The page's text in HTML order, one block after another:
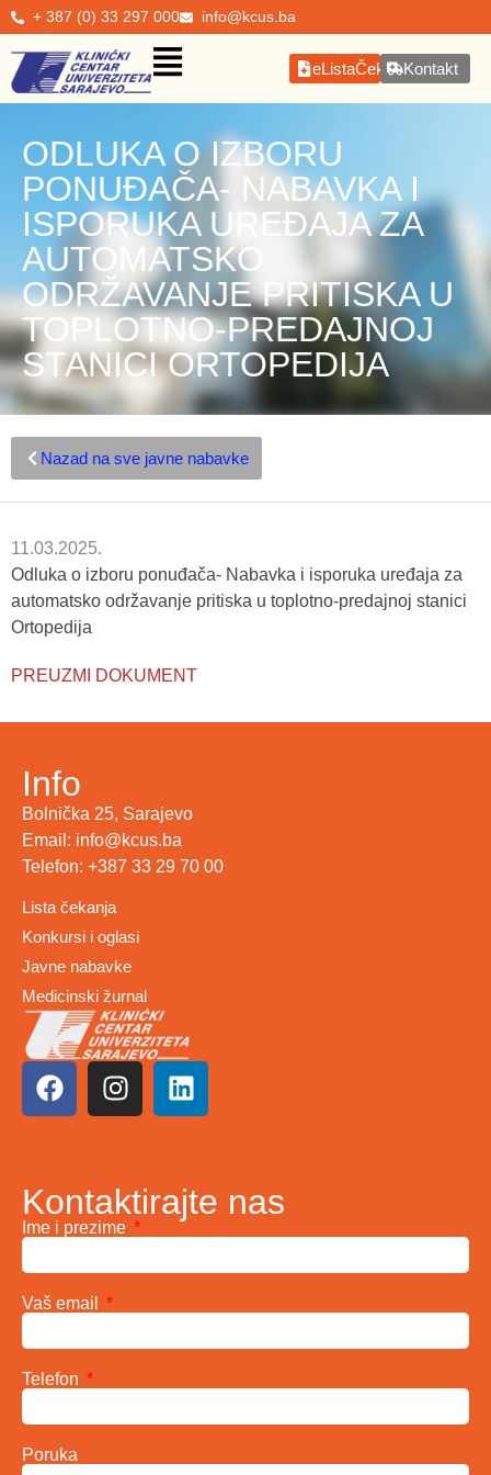
+ 387 (0) 33 297 000 info@kcus.ba
eListaČekanjaKontakt
ODLUKA O IZBORU
PONUĐAČA- NABAVKA I
ISPORUKA UREĐAJA ZA
AUTOMATSKO
ODRŽAVANJE PRITISKA U
TOPLOTNO-PREDAJNOJ
STANICI ORTOPEDIJA
Nazad na sve javne nabavke
11.03.2025.
Odluka o izboru ponuđača- Nabavka i isporuka uređaja za
automatsko održavanje pritiska u toplotno-predajnoj stanici
Ortopedija
PREUZMI DOKUMENT
Info
Bolnička 25, Sarajevo
Email: info@kcus.ba
Telefon: +387 33 29 70 00
Lista čekanja
Konkursi i oglasi
Javne nabavke
Medicinski žurnal
Kontaktirajte nas
Ime i prezime
Vaš email
Telefon
Poruka